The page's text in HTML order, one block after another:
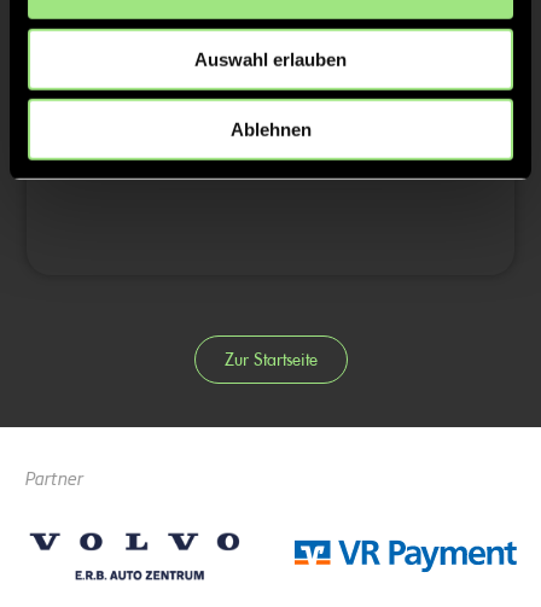
Auswahl erlauben
Ablehnen
2:4 17’
2:5 18’
3/4
4/4
Zur Startseite
Partner